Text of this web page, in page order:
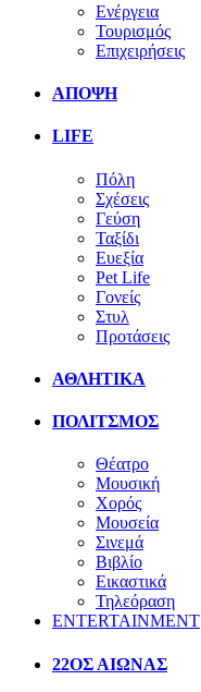
Ενέργεια
Τουρισμός
Επιχειρήσεις
ΑΠΟΨΗ
LIFE
Πόλη
Σχέσεις
Γεύση
Ταξίδι
Ευεξία
Pet Life
Γονείς
Στυλ
Προτάσεις
ΑΘΛΗΤΙΚΑ
ΠΟΛΙΤΣΜΟΣ
Θέατρο
Μουσική
Χορός
Μουσεία
Σινεμά
Βιβλίο
Εικαστικά
Τηλεόραση
ENTERTAINMENT
22ΟΣ ΑΙΩΝΑΣ